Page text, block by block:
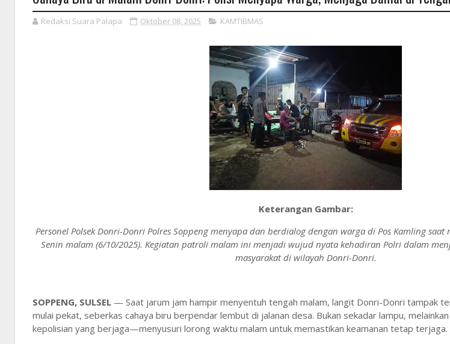
Redaksi Suara Palapa Oktober 08, 2025 KAMTIBMAS
Keterangan Gambar:
Personel Polsek Donri-Donri Polres Soppeng menyapa dan berdialog dengan warga di Pos Kamling saat
Senin malam (6/10/2025). Kegiatan patroli malam ini menjadi wujud nyata kehadiran Polri dalam
masyarakat di wilayah Donri-Donri.
SOPPENG, SULSEL — Saat jarum jam hampir menyentuh tengah malam, langit Donri-Donri tampak
mulai pekat, seberkas cahaya biru berpendar lembut di jalanan desa. Bukan sekadar lampu,
kepolisian yang berjaga—menyusuri lorong waktu malam untuk memastikan keamanan tetap terjaga.